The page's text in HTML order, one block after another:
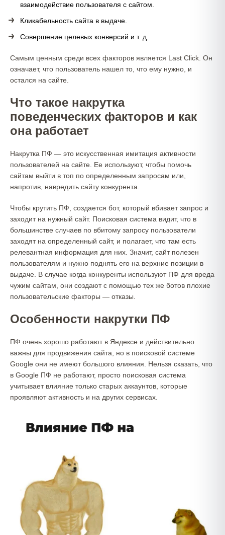
взаимодействие пользователя с сайтом.
Кликабельность сайта в выдаче.
Совершение целевых конверсий и т. д.
Самым ценным среди всех факторов является Last Click. Он
означает, что пользователь нашел то, что ему нужно, и
остался на сайте.
Что такое накрутка
поведенческих факторов и как
она работает
Накрутка ПФ — это искусственная имитация активности
пользователей на сайте. Ее используют, чтобы помочь
сайтам выйти в топ по определенным запросам или,
напротив, навредить сайту конкурента.
Чтобы крутить ПФ, создается бот, который вбивает запрос и
заходит на нужный сайт. Поисковая система видит, что в
большинстве случаев по вбитому запросу пользователи
заходят на определенный сайт, и полагает, что там есть
релевантная информация для них. Значит, сайт полезен
пользователям и нужно поднять его на верхние позиции в
выдаче. В случае когда конкуренты используют ПФ для вреда
чужим сайтам, они создают с помощью тех же ботов плохие
пользовательские факторы — отказы.
Особенности накрутки ПФ
ПФ очень хорошо работают в Яндексе и действительно
важны для продвижения сайта, но в поисковой системе
Google они не имеют большого влияния. Нельзя сказать, что
в Google ПФ не работают, просто поисковая система
учитывает влияние только старых аккаунтов, которые
проявляют активность и на других сервисах.